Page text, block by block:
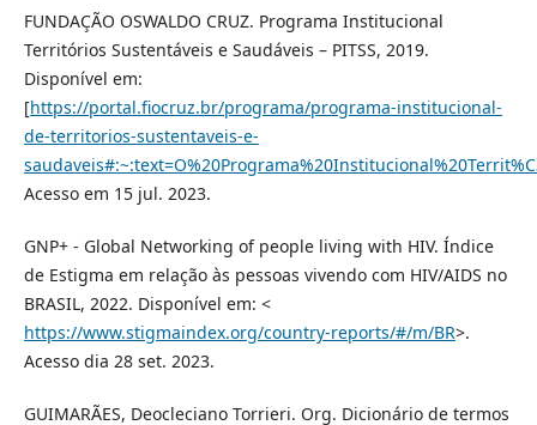
FUNDAÇÃO OSWALDO CRUZ. Programa Institucional
Territórios Sustentáveis e Saudáveis – PITSS, 2019.
Disponível em:
[https://portal.fiocruz.br/programa/programa-institucional-
de-territorios-sustentaveis-e-
Acesso em 15 jul. 2023.
GNP+ - Global Networking of people living with HIV. Índice
de Estigma em relação às pessoas vivendo com HIV/AIDS no
BRASIL, 2022. Disponível em: <
https://www.stigmaindex.org/country-reports/#/m/BR>.
Acesso dia 28 set. 2023.
GUIMARÃES, Deocleciano Torrieri. Org. Dicionário de termos